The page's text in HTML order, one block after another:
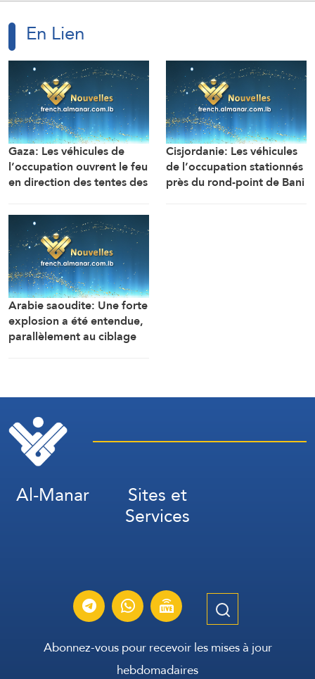
En Lien
Gaza: Les véhicules de
l’occupation ouvrent le feu
en direction des tentes des
Mawasi Rafah
Cisjordanie: Les véhicules
de l’occupation stationnés
près du rond-point de Bani
Arabie saoudite: Une forte
explosion a été entendue,
parallèlement au ciblage
Al-Manar Sites et
Services
Abonnez-vous pour recevoir les mises à jour
hebdomadaires